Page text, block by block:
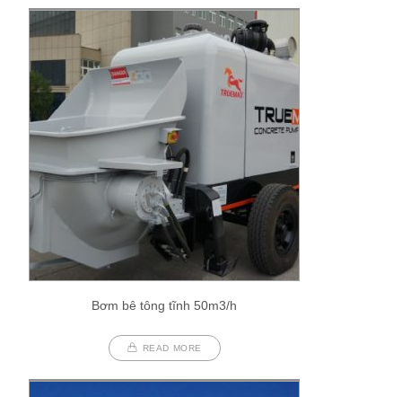
Bơm bê tông tĩnh 50m3/h
READ MORE